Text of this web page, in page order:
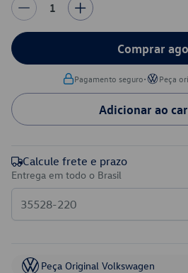
1
Comprar
Pagamento seguro• Peça
Adicionar ao
Calcule frete e prazo
Entrega em todo o Brasil
Peça Original Volkswagen